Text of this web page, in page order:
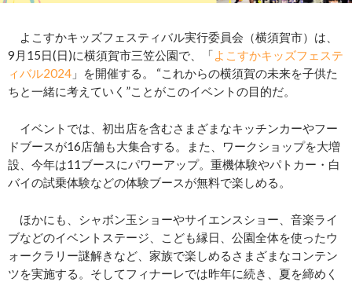
よこすかキッズフェスティバル実行委員会（横須賀市）は、
9月15日(日)に横須賀市三笠公園で、「よこすかキッズフェステ
ィバル2024 」を開催する。 “これからの横須賀の未来を子供た
ちと一緒に考えていく”ことがこのイベントの目的だ。
イベントでは、初出店を含むさまざまなキッチンカーやフー
ドブースが16店舗も大集合する。また、ワークショップを大増
設、今年は11ブースにパワーアップ。重機体験やパトカー・白
バイの試乗体験などの体験ブースが無料で楽しめる。
ほかにも、シャボン玉ショーやサイエンスショー、音楽ライ
ブなどのイベントステージ、こども縁日、公園全体を使ったウ
ォークラリー謎解きなど、家族で楽しめるさまざまなコンテン
ツを実施する。そしてフィナーレでは昨年に続き、夏を締めく